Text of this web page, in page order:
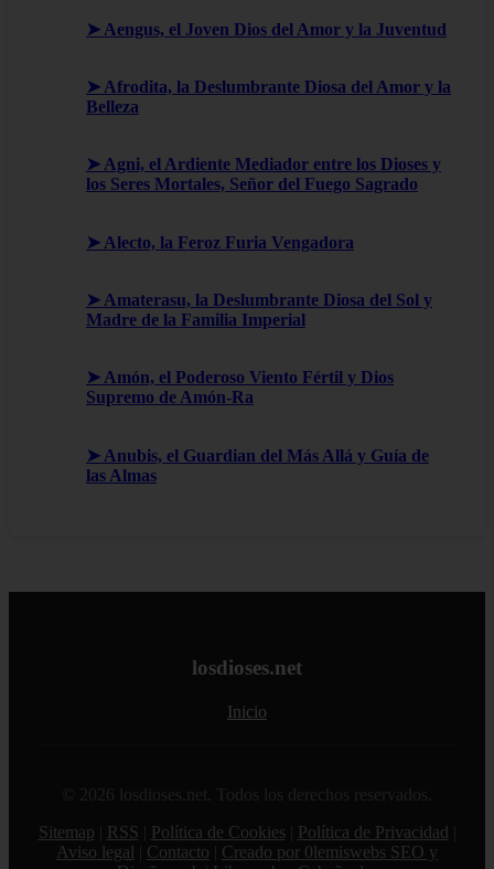
➤ Aengus, el Joven Dios del Amor y la Juventud
➤ Afrodita, la Deslumbrante Diosa del Amor y la
Belleza
➤ Agni, el Ardiente Mediador entre los Dioses y
los Seres Mortales, Señor del Fuego Sagrado
➤ Alecto, la Feroz Furia Vengadora
➤ Amaterasu, la Deslumbrante Diosa del Sol y
Madre de la Familia Imperial
➤ Amón, el Poderoso Viento Fértil y Dios
Supremo de Amón-Ra
➤ Anubis, el Guardian del Más Allá y Guía de
las Almas
losdioses.net
Inicio
© 2026 losdioses.net. Todos los derechos reservados.
Sitemap
RSS Política de Cookies Política de Privacidad
Aviso legal
Contacto
Creado por 0lemiswebs SEO y